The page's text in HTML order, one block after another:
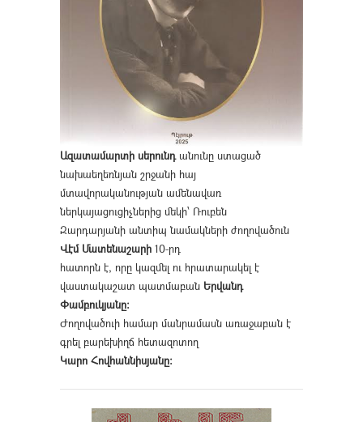
Ազատամարտի սերունդանունը ստացած
նախաեղեռնյան շրջանի հայ
մտավորականության ամենավառ
ներկայացուցիչներից մեկի՝ Ռուբեն
Զարդարյանի անտիպ նամակների ժողովածուն
Վէմ Մատենաշարի 10-րդ
հատորն է, որը կազմել ու հրատարակել է
վաստակաշատ պատմաբան Երվանդ
Փամբուկյանը։
Ժողովածուի համար մանրամասն առաջաբան է
գրել բարեխիղճ հետազոտող
Կարո Հովհաննիսյանը։